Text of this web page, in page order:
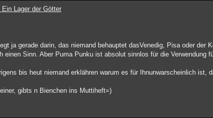
Ein Lager der Götter
ja gerade darin, das niemand behauptet dasVenedig, Pisa oder der
einen Sinn. Aber Puma Punku ist absolut sinnlos für die Verwendung
bis heut niemand erklähren warum es für Ihnunwarscheinlich ist,
gibts n Bienchen ins Muttiheft=)